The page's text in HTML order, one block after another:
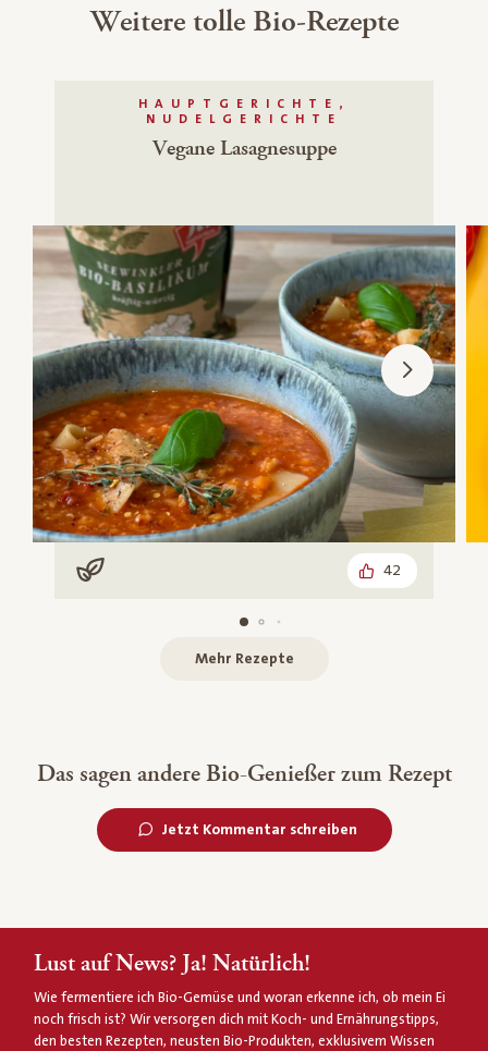
Weitere tolle Bio-Rezepte
HAUPTGERICHTE,
NUDELGERICHTE
Vegane Lasagnesuppe
Vegan 42
Mehr Rezepte
Das sagen andere Bio-Genießer zum Rezept
Jetzt Kommentar schreiben
Lust auf News? Ja! Natürlich!
Wie fermentiere ich Bio-Gemüse und woran erkenne ich, ob mein Ei
noch frisch ist? Wir versorgen dich mit Koch- und Ernährungstipps,
den besten Rezepten, neusten Bio-Produkten, exklusivem Wissen